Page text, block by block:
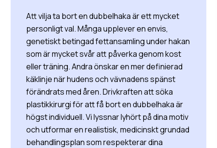
Att vilja ta bort en dubbelhaka är ett mycket
personligt val. Många upplever en envis,
genetiskt betingad fettansamling under hakan
som är mycket svår att påverka genom kost
eller träning. Andra önskar en mer definierad
käklinje när hudens och vävnadens spänst
förändrats med åren. Drivkraften att söka
plastikkirurgi för att få bort en dubbelhaka är
högst individuell. Vi lyssnar lyhört på dina motiv
och utformar en realistisk, medicinskt grundad
behandlingsplan som respekterar dina